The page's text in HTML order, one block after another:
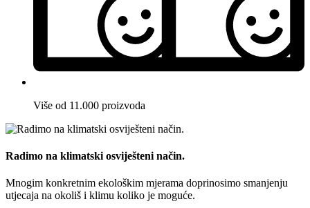
Više od 11.000 proizvoda
Radimo na klimatski osviješteni način.
Mnogim konkretnim ekološkim mjerama doprinosimo smanjenju
utjecaja na okoliš i klimu koliko je moguće.